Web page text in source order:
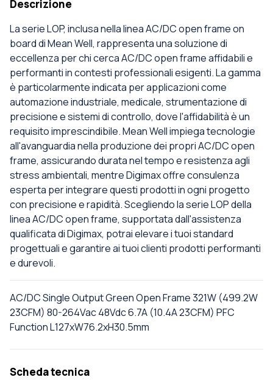
Descrizione
La serie LOP, inclusa nella linea AC/DC open frame on
board di Mean Well, rappresenta una soluzione di
eccellenza per chi cerca AC/DC open frame affidabili e
performanti in contesti professionali esigenti. La gamma
è particolarmente indicata per applicazioni come
automazione industriale, medicale, strumentazione di
precisione e sistemi di controllo, dove l'affidabilità è un
requisito imprescindibile. Mean Well impiega tecnologie
all'avanguardia nella produzione dei propri AC/DC open
frame, assicurando durata nel tempo e resistenza agli
stress ambientali, mentre Digimax offre consulenza
esperta per integrare questi prodotti in ogni progetto
con precisione e rapidità. Scegliendo la serie LOP della
linea AC/DC open frame, supportata dall'assistenza
qualificata di Digimax, potrai elevare i tuoi standard
progettuali e garantire ai tuoi clienti prodotti performanti
e durevoli.
AC/DC Single Output Green Open Frame 321W (499.2W
23CFM) 80-264Vac 48Vdc 6.7A (10.4A 23CFM) PFC
Function L127xW76.2xH30.5mm
Scheda tecnica